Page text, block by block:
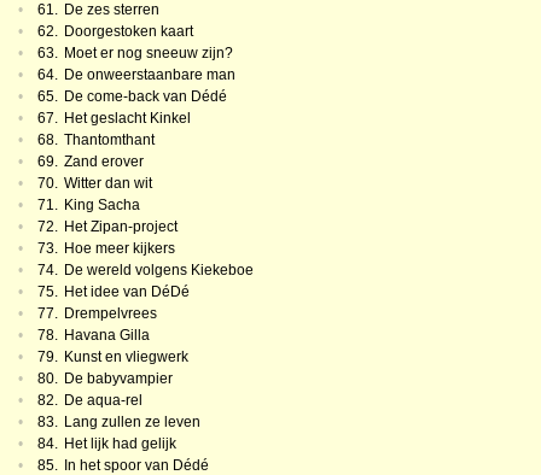
•
61. De zes sterren
•
62. Doorgestoken kaart
•
63. Moet er nog sneeuw zijn?
•
64. De onweerstaanbare man
•
65. De come-back van Dédé
•
67. Het geslacht Kinkel
•
68. Thantomthant
•
69. Zand erover
•
70. Witter dan wit
•
71. King Sacha
•
72. Het Zipan-project
•
73. Hoe meer kijkers
•
74. De wereld volgens Kiekeboe
•
75. Het idee van DéDé
•
77. Drempelvrees
•
78. Havana Gilla
•
79. Kunst en vliegwerk
•
80. De babyvampier
•
82. De aqua-rel
•
83. Lang zullen ze leven
•
84. Het lijk had gelijk
•
85. In het spoor van Dédé